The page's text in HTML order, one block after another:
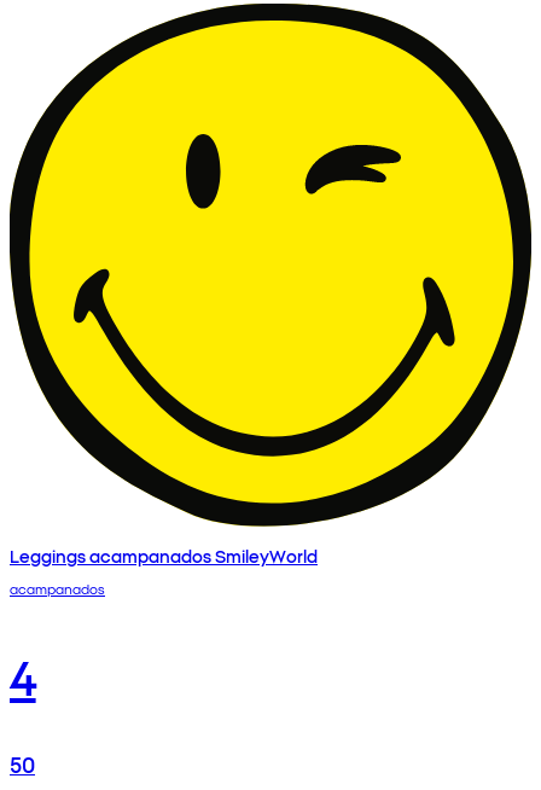
Leggings acampanados SmileyWorld
acampanados
4
50